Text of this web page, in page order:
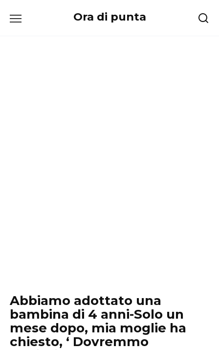
Ora di punta
Abbiamo adottato una
bambina di 4 anni-Solo un
mese dopo, mia moglie ha
chiesto, ‘ Dovremmo